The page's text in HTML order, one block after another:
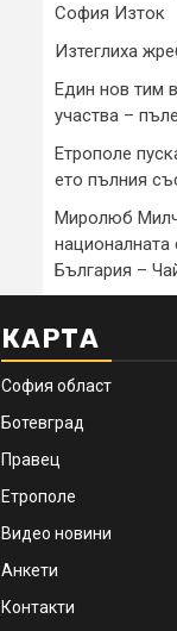
София Изток
Изтеглиха
Един нов тим
участва –
Етрополе
ето пълния
Миролюб
България –
КАРТА
София област
Ботевград
Правец
Етрополе
Видео новини
Анкети
Контакти